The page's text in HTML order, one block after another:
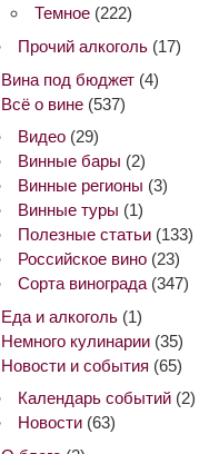
Темное (222)
Прочий алкоголь (17)
Вина под бюджет (4)
Всё о вине (537)
Видео (29)
Винные бары (2)
Винные регионы (3)
Винные туры (1)
Полезные статьи (133)
Российское вино (23)
Сорта винограда (347)
Еда и алкоголь (1)
Немного кулинарии (35)
Новости и события (65)
Календарь событий (2)
Новости (63)